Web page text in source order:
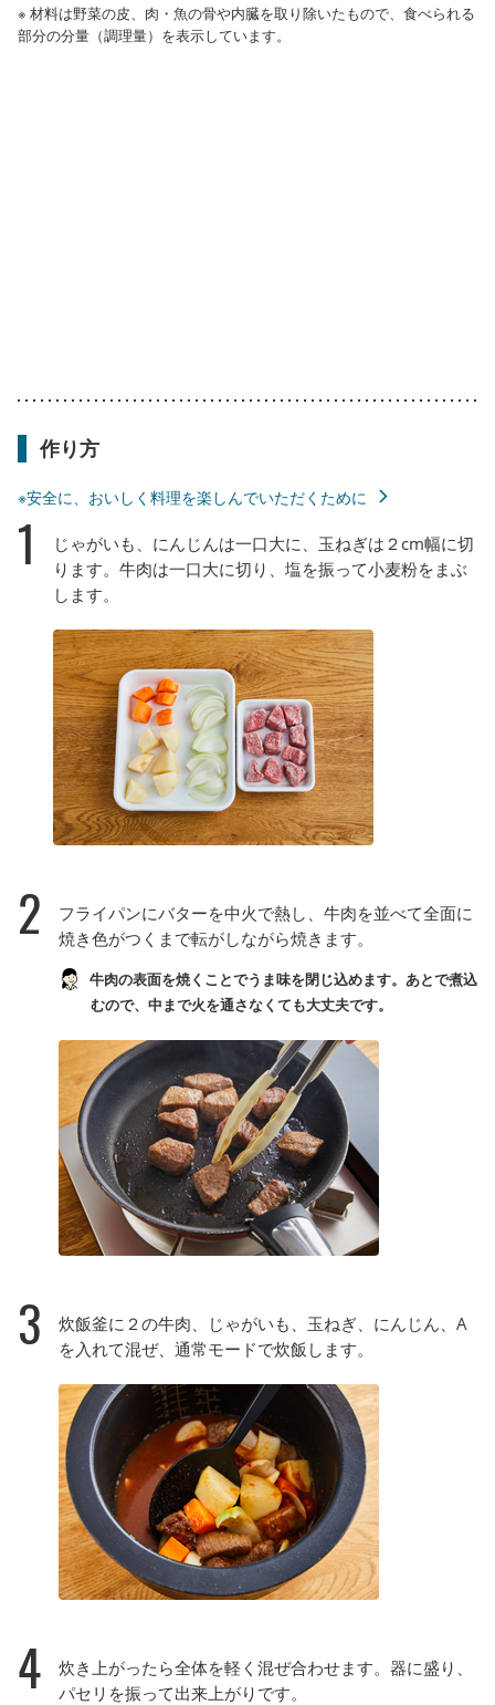
※ 材料は野菜の皮、肉・魚の骨や内臓を取り除いたもので、食べられる
部分の分量（調理量）を表示しています。
作り方
※安全に、おいしく料理を楽しんでいただくために
1
じゃがいも、にんじんは一口大に、玉ねぎは２cm幅に切
ります。牛肉は一口大に切り、塩を振って小麦粉をまぶ
します。
2
フライパンにバターを中火で熱し、牛肉を並べて全面に
焼き色がつくまで転がしながら焼きます。
牛肉の表面を焼くことでうま味を閉じ込めます。あとで煮込
むので、中まで火を通さなくても大丈夫です。
3
炊飯釜に２の牛肉、じゃがいも、玉ねぎ、にんじん、A
を入れて混ぜ、通常モードで炊飯します。
4
炊き上がったら全体を軽く混ぜ合わせます。器に盛り、
パセリを振って出来上がりです。